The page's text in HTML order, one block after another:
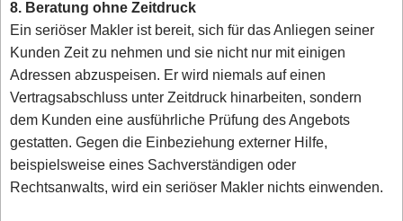
8. Beratung ohne Zeitdruck
Ein seriöser Makler ist bereit, sich für das Anliegen seiner
Kunden Zeit zu nehmen und sie nicht nur mit einigen
Adressen abzuspeisen. Er wird niemals auf einen
Vertragsabschluss unter Zeitdruck hinarbeiten, sondern
dem Kunden eine ausführliche Prüfung des Angebots
gestatten. Gegen die Einbeziehung externer Hilfe,
beispielsweise eines Sachverständigen oder
Rechtsanwalts, wird ein seriöser Makler nichts einwenden.